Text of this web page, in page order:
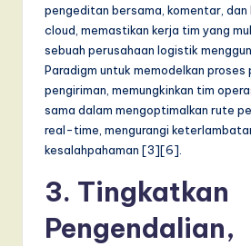
d
D
pengeditan bersama, komentar,
cloud, memastikan kerja tim yang
sebuah perusahaan logistik
Paradigm untuk memodelkan proses
pengiriman, memungkinkan tim
sama dalam mengoptimalkan rute
real-time, mengurangi
kesalahpahaman [3][6].
3. Tingkatkan
Pengendalian,